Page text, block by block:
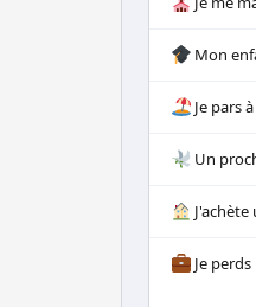
Mon
Je pars
Un
Je